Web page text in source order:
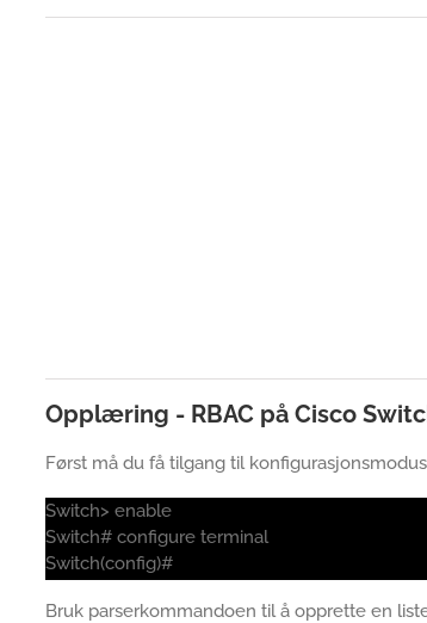
Opplæring - RBAC på Cisco
Først må du få tilgang til
Switch> enable
Switch# configure terminal
Switch(config)#
Bruk parserkommandoen til å opprette en